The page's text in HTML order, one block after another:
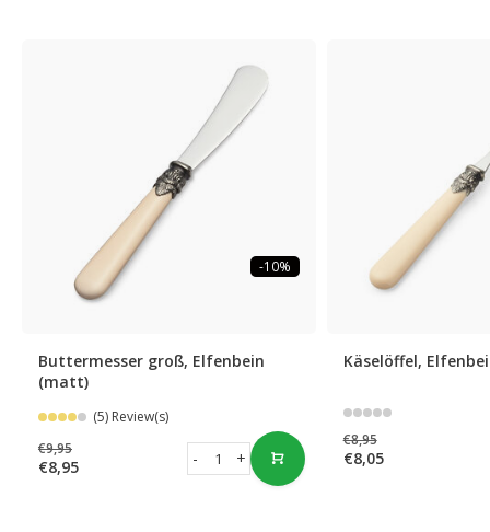
-10%
Buttermesser groß, Elfenbein
(matt)
(5) Review(s)
€9,95
€8,95 +
-
Käselöffel,
€8,95
€8,05